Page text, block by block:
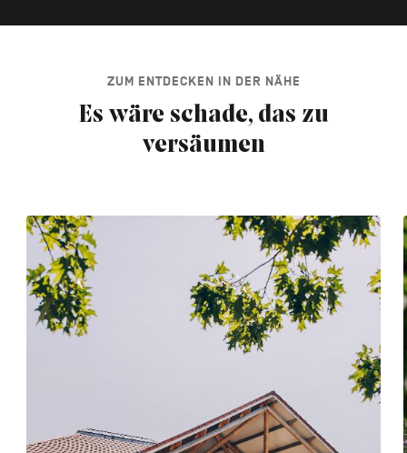
ZUM ENTDECKEN IN DER NÄHE
Es wäre schade, das zu
versäumen